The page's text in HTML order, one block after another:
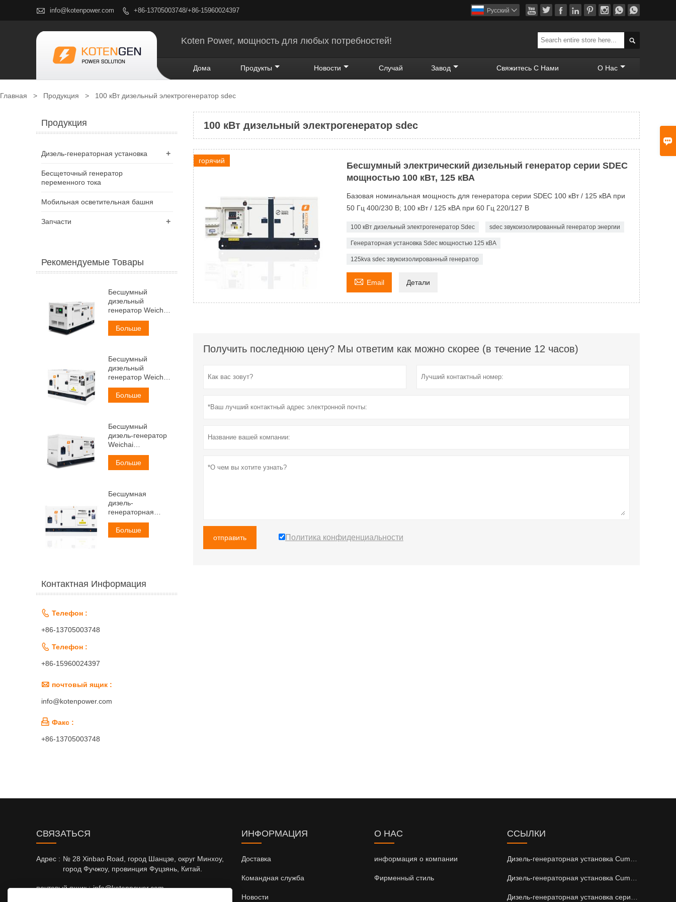

 info@kotenpower.com  +86-13705003748/+86-15960024397        
Pусский 
Koten Power, мощность для любых потребностей! 
Дома Продукты Новости Случай Завод Свяжитесь С Нами О Нас
Главная > Продукция > 100 кВт дизельный электрогенератор sdec
100 кВт дизельный электрогенератор sdec
горячий
Бесшумный электрический дизельный генератор серии SDEC
мощностью 100 кВт, 125 кВА
Базовая номинальная мощность для генератора серии SDEC 100 кВт / 125 кВА при
50 Гц 400/230 В; 100 кВт / 125 кВА при 60 Гц 220/127 В
100 кВт дизельный электрогенератор Sdec sdec звукоизолированный генератор энергии
Генераторная установка Sdec мощностью 125 кВА
125kva sdec звукоизолированный генератор
 Email Детали
Получить последнюю цену? Мы ответим как можно скорее (в течение 12 часов)
отправить Политика конфиденциальности
Продукция
+
Дизель-генераторная установка
Бесщеточный генератор
переменного тока
Мобильная осветительная башня
+
Запчасти
Рекомендуемые Товары
Бесшумный
дизельный
генератор Weichai
мощностью 30 кВА
Больше
Бесшумный
дизельный
генератор Weichai
мощностью 38 кВА
Больше
Бесшумный
дизель-генератор
Weichai
мощностью 50 кВА
Больше
Бесшумная
дизель-
генераторная
установка Weichai
мощностью 60 кВА
Больше
Контактная Информация
 Телефон :
+86-13705003748
 Телефон :
+86-15960024397
 почтовый ящик :
info@kotenpower.com
 Факс :
+86-13705003748
CВЯЗАТЬСЯ
Адрес : № 28 Xinbao Road, город Шанцзе, округ Минхоу,
город Фучжоу, провинция Фуцзянь, Китай.
почтовый ящик : info@kotenpower.com
ИНФОРМАЦИЯ
Доставка
Командная служба
Новости
О НАС
информация о компании
Фирменный стиль
ССЫЛКИ